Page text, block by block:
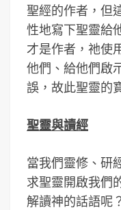
聖經的作者，但
性地寫下聖靈給
才是作者，祂使
他們、給他們啟
誤，故此聖靈的
聖靈與讀經
當我們靈修、研
求聖靈開啟我們
解讀神的話語呢